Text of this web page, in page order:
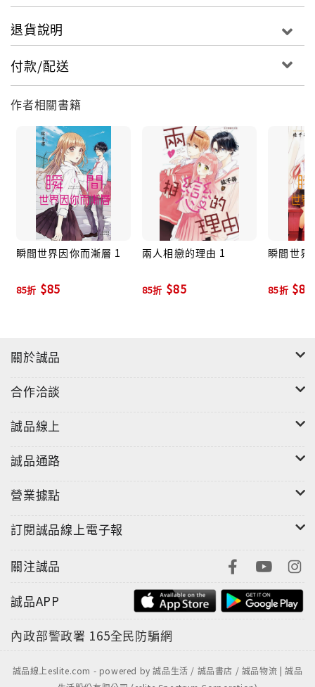
退貨說明
付款/配送
作者相關書籍
瞬間世界因你而漸層 1
85折 $85
兩人相戀的理由 1
85折 $85
瞬間世界
85折 $85
關於誠品
合作洽談
誠品線上
誠品通路
營業據點
訂閱誠品線上電子報
關注誠品
誠品APP
內政部警政署 165全民防騙網
誠品線上eslite.com - powered by 誠品生活 / 誠品書店 / 誠品物流 | 誠品